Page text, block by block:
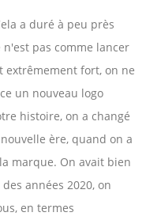
a duré à peu près
pas comme lancer
extrêmement fort, on ne
un nouveau logo
histoire, on a changé
ère, quand on a
marque. On avait bien
années 2020, on
en termes